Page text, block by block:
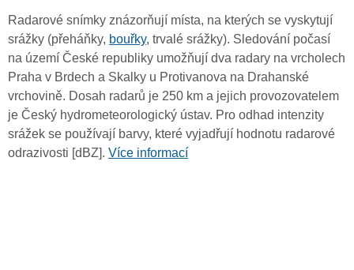
Radarové snímky znázorňují místa, na kterých se vyskytují
srážky (přeháňky, bouřky, trvalé srážky). Sledování počasí
na území České republiky umožňují dva radary na vrcholech
Praha v Brdech a Skalky u Protivanova na Drahanské
vrchovině. Dosah radarů je 250 km a jejich provozovatelem
je Český hydrometeorologický ústav. Pro odhad intenzity
srážek se používají barvy, které vyjadřují hodnotu radarové
odrazivosti [dBZ]. Více informací